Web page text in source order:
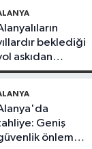
beklediği
askıdan
Geniş
önlemi